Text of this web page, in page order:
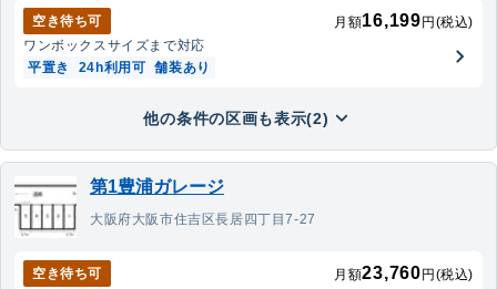
空き待ち可 月額16,199 円(税込)
ワンボックスサイズまで対応
平置き
24h利用可 舗装あり
他の条件の区画も表示(2)
第1豊浦ガレージ
大阪府大阪市住吉区長居四丁目7-27
空き待ち可 月額23,760 円(税込)